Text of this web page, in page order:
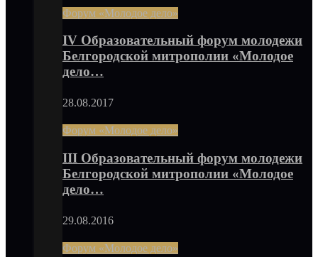
Форум «Молодое дело»
IV Образовательный форум молодежи
Белгородской митрополии «Молодое
дело…
28.08.2017
Форум «Молодое дело»
III Образовательный форум молодежи
Белгородской митрополии «Молодое
дело…
29.08.2016
Форум «Молодое дело»